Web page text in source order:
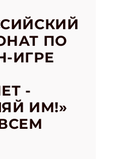
ПО
ИГРЕ
-
ИМ!»